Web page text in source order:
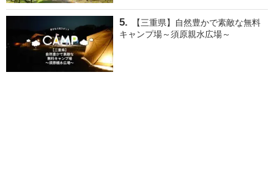
【三重県】自然豊かで素敵な無料
キャンプ場～須原親水広場～